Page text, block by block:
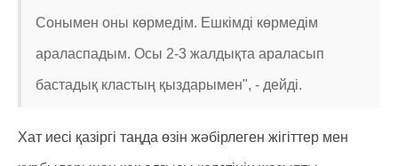
Сонымен оны көрмедім. Ешкімді көрмедім
араласпадым. Осы 2-3 жалдықта араласып
бастадық кластың қыздарымен", - дейді.
Хат иесі қазіргі таңда өзін жәбірлеген жігіттер мен